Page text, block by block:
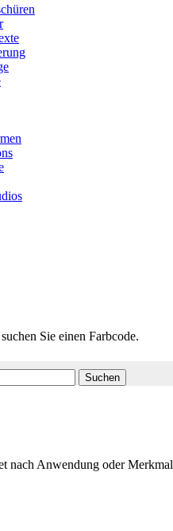
Sie einen Farbcode.
Suchen
nach Anwendung oder Merkmal